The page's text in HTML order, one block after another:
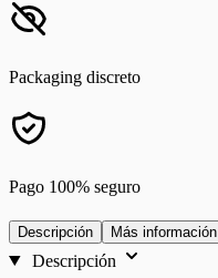
Packaging discreto
Pago 100% seguro
Descripción Más información
Descripción